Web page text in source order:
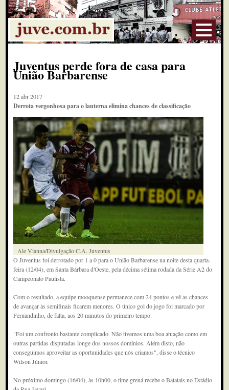
Juventus perde fora de casa para
União Barbarense
12 abr 2017
Derrota vergonhosa para o lanterna elimina chances de classificação
Ale Vianna/Divulgação C.A. Juventus
O Juventus foi derrotado por 1 a 0 para o União Barbarense na noite desta quarta-
feira (12/04), em Santa Bárbara d'Oeste, pela décima sétima rodada da Série A2 do
Campeonato Paulista.
Com o resultado, a equipe mooquense permanece com 24 pontos e vê as chances
de avançar às semifinais ficarem menores. O único gol do jogo foi marcado por
Fernandinho, de falta, aos 20 minutos do primeiro tempo.
"Foi um confronto bastante complicado. Não tivemos uma boa atuação como em
outras partidas disputadas longe dos nossos domínios. Além disto, não
conseguimos aproveitar as oportunidades que nós criamos", disse o técnico
Wilson Júnior.
No próximo domingo (16/04), às 10h00, o time grená recebe o Batatais no Estádio